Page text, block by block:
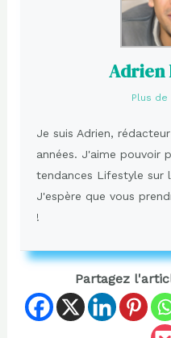
Adrien
Plus
Je suis Adrien,
années. J'aime pouvoir
tendances Lifestyle sur
J'espère que vous
!
Partagez